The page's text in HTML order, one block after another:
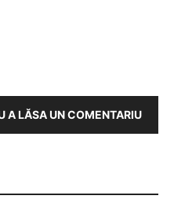
A LĂSA UN COMENTARIU